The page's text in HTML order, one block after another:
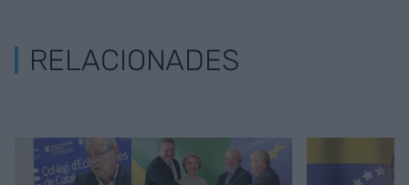
RELACIONADES